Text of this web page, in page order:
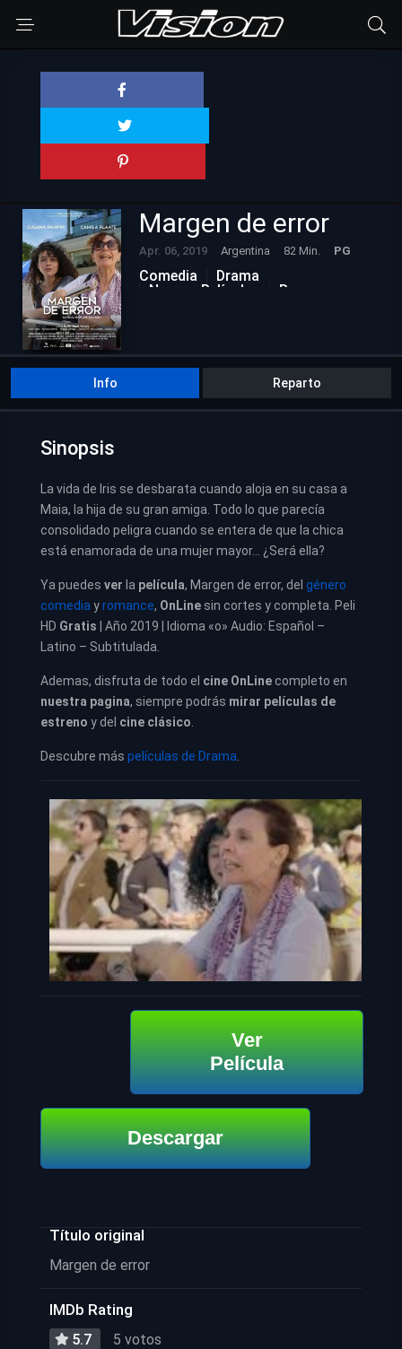
Margen de error
Apr. 06, 2019 Argentina 82 Min. PG
Comedia
Drama
Nuevas Películas
Romance
Info Reparto
Sinopsis
La vida de Iris se desbarata cuando aloja en su casa a
Maia, la hija de su gran amiga. Todo lo que parecía
consolidado peligra cuando se entera de que la chica
está enamorada de una mujer mayor… ¿Será ella?
Ya puedes ver la película, Margen de error, del género
comediayromance, OnLine sin cortes y completa. Peli
HD Gratis | Año 2019 | Idioma «o» Audio: Español –
Latino – Subtitulada.
Ademas, disfruta de todo el cine OnLinecompleto en
nuestra pagina, siempre podrás mirar películas de
estreno y del cine clásico.
Descubre más películas de Drama.
Ver
Película
Descargar
Título original
Margen de error
IMDb Rating
5.7 5 votos